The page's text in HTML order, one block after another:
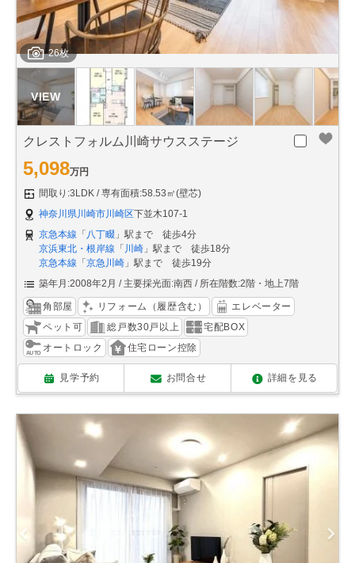
26枚
クレストフォルム川崎サウスステージ
5,098万円
間取り:3LDK
専有面積:58.53㎡(壁芯)
神奈川県川崎市川崎区下並木107-1
京急本線 「 八丁畷 」駅まで 徒歩4分
京浜東北・根岸線 「 川崎 」駅まで 徒歩18分
京急本線 「 京急川崎 」駅まで 徒歩19分
築年月:2008年2月
主要採光面:南西 所在階数:2階・地上7階
角部屋 リフォーム（履歴含む）
エレベーター
ペット可
総戸数30戸以上
宅配BOX
オートロック
住宅ローン控除
見学予約 お問合せ 詳細を見る